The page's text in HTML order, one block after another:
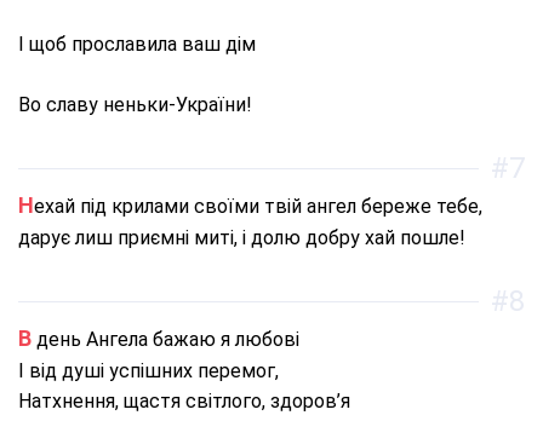
І щоб прославила ваш дім
Во славу неньки-України!
Нехай під крилами своїми твій ангел береже тебе,
дарує лиш приємні миті, і долю добру хай пошле!
#7
В день Ангела бажаю я любові
І від душі успішних перемог,
Натхнення, щастя світлого, здоров’я
#8